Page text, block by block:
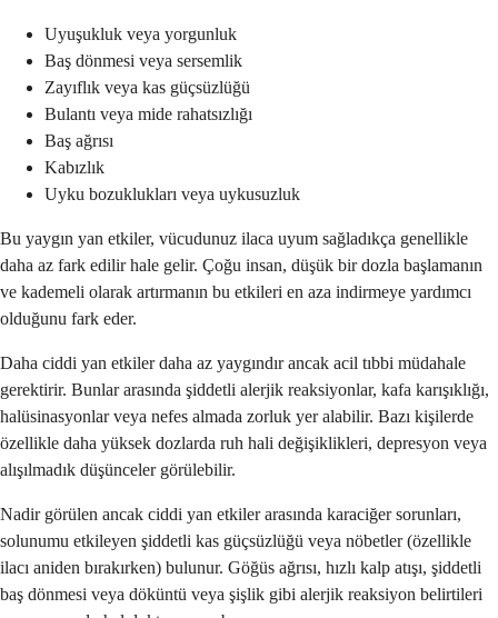
Uyuşukluk veya yorgunluk
Baş dönmesi veya sersemlik
Zayıflık veya kas güçsüzlüğü
Bulantı veya mide rahatsızlığı
Baş ağrısı
Kabızlık
Uyku bozuklukları veya uykusuzluk
Bu yaygın yan etkiler, vücudunuz ilaca uyum sağladıkça genellikle
daha az fark edilir hale gelir. Çoğu insan, düşük bir dozla başlamanın
ve kademeli olarak artırmanın bu etkileri en aza indirmeye yardımcı
olduğunu fark eder.
Daha ciddi yan etkiler daha az yaygındır ancak acil tıbbi müdahale
gerektirir. Bunlar arasında şiddetli alerjik reaksiyonlar, kafa karışıklığı,
halüsinasyonlar veya nefes almada zorluk yer alabilir. Bazı kişilerde
özellikle daha yüksek dozlarda ruh hali değişiklikleri, depresyon veya
alışılmadık düşünceler görülebilir.
Nadir görülen ancak ciddi yan etkiler arasında karaciğer sorunları,
solunumu etkileyen şiddetli kas güçsüzlüğü veya nöbetler (özellikle
ilacı aniden bırakırken) bulunur. Göğüs ağrısı, hızlı kalp atışı, şiddetli
baş dönmesi veya döküntü veya şişlik gibi alerjik reaksiyon belirtileri